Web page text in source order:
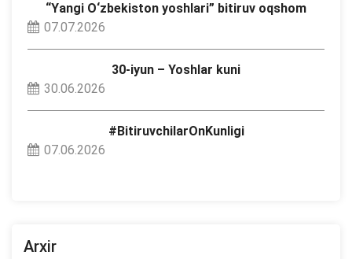
“Yangi O‘zbekiston yoshlari” bitiruv oqshom
07.07.2026
30-iyun – Yoshlar kuni
30.06.2026
#BitiruvchilarOnKunligi
07.06.2026
Arxir